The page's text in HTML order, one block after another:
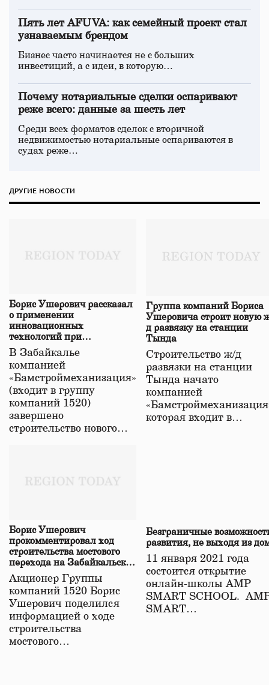
Пять лет AFUVA: как семейный проект стал
узнаваемым брендом
Бизнес часто начинается не с больших
инвестиций, а с идеи, в которую…
Почему нотариальные сделки оспаривают
реже всего: данные за шесть лет
Среди всех форматов сделок с вторичной
недвижимостью нотариальные оспариваются в
судах реже…
ДРУГИЕ НОВОСТИ
Борис Ушерович рассказал
о применении
инновационных
технологий при
строительстве нового моста
в Забайкалье
В Забайкалье
компанией
«Бамстроймеханизация»
(входит в группу
компаний 1520)
завершено
строительство нового…
Группа компаний Бориса
Ушеровича строит новую
д развязку на станции
Тында
Строительство ж/д
развязки на станции
Тында начато
компанией
которая входит в…
Борис Ушерович
прокомментировал ход
строительства мостового
перехода на Забайкальской
железной дороге
Акционер Группы
компаний 1520 Борис
Ушерович поделился
информацией о ходе
строительства
мостового…
Безграничные
развития, не выходя из
11 января 2021 года
состоится открытие
онлайн-школы АМР
SMART SCHOOL.
SMART…